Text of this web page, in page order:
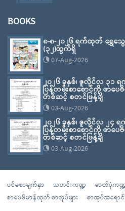
BOOKS
၈-၈-၂၀၂၆ ရက်ထုတ် ရွှေသွ
(၃၂)ထွက်ရှိ
07-Aug-2026
၂၀၂၆ ခုနှစ်၊ ဇူလိုင်လ ၃
ပြန်တမ်းစာစောင်ကို စာပေ
တစ်ဆင့် စတင်ဖြန့်ချိ
03-Aug-2026
၂၀၂၆ ခုနှစ်၊ ဇူလိုင်လ ၂
ပြန်တမ်းစာစောင်ကို စာပေ
တစ်ဆင့် စတင်ဖြန့်ချိ
03-Aug-2026
ပင်မစာမျက်နှာ သတင်းကဏ္ဍ ဓာတ်ပုံကဏ္
စာပေဗိမာန်ထုတ် စာအုပ်များ
စာအုပ်အရော